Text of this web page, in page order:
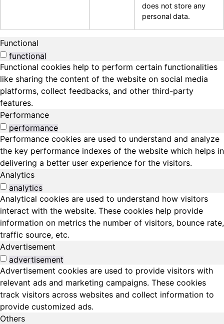
does not store any
personal data.
Functional
functional
Functional cookies help to perform certain functionalities
like sharing the content of the website on social media
platforms, collect feedbacks, and other third-party
features.
Performance
performance
Performance cookies are used to understand and analyze
the key performance indexes of the website which helps in
delivering a better user experience for the visitors.
Analytics
analytics
Analytical cookies are used to understand how visitors
interact with the website. These cookies help provide
information on metrics the number of visitors, bounce rate,
traffic source, etc.
Advertisement
advertisement
Advertisement cookies are used to provide visitors with
relevant ads and marketing campaigns. These cookies
track visitors across websites and collect information to
provide customized ads.
Others